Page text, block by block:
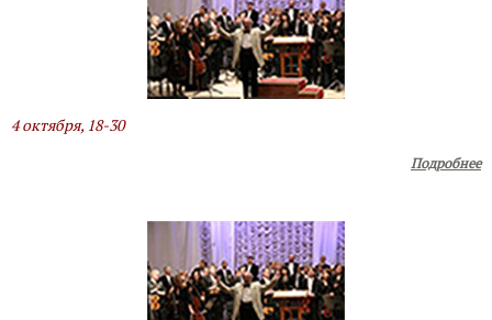
4 октября, 18-30
Подробнее